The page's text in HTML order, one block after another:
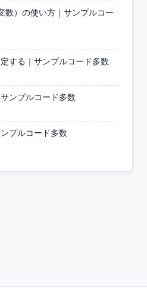
数）の使い方｜サンプルコー
する｜サンプルコード多数
ンプルコード多数
プルコード多数